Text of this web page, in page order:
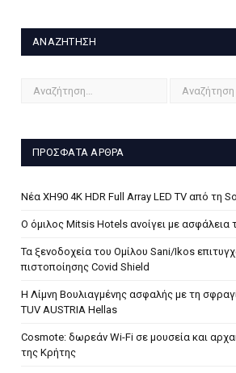
ΑΝΑΖΉΤΗΣΗ
ΠΡΌΣΦΑΤΑ ΆΡΘΡΑ
Νέα XH90 4K HDR Full Array LED TV από τη
Ο όμιλος Mitsis Hotels ανοίγει με ασφάλεια
Τα ξενοδοχεία του Ομίλου Sani/Ikos
πιστοποίησης Covid Shield
H Λίμνη Βουλιαγμένης ασφαλής με τη
TUV AUSTRIA Hellas
Cosmote: δωρεάν Wi-Fi σε μουσεία και
της Κρήτης